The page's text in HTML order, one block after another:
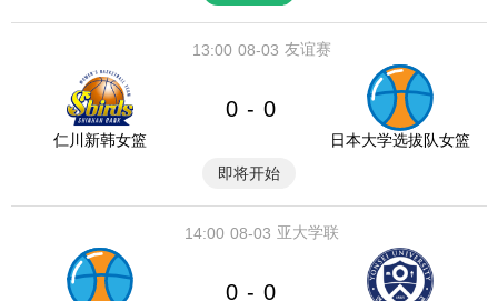
08-03
13:00 友谊赛
仁川新韩女篮
0 - 0
日本大学选拔队女篮
即将开始
08-03
14:00 亚大学联
0 - 0